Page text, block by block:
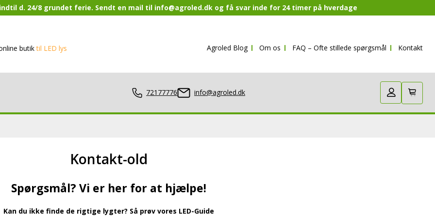
d. 24/8 grundet ferie. Sendt en mail til info@agroled.dk og få svar inde for 24 timer på hverdage
butiktil LED lys Agroled Blog Om os FAQ – Ofte stillede spørgsmål Kontakt
72177776 info@agroled.dk
Kontakt-old
Spørgsmål? Vi er her for at hjælpe!
Kan du ikke finde de rigtige lygter? Så prøv vores LED-Guide